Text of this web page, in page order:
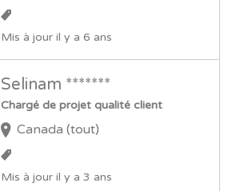
Mis à jour il y a 6 ans
Selinam *******
Chargé de projet qualité client
Canada (tout)
Mis à jour il y a 3 ans